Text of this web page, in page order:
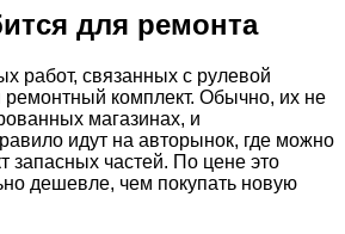
для ремонта
работ, связанных с рулевой
ремонтный комплект. Обычно, их не
магазинах, и
идут на авторынок, где можно
запасных частей. По цене это
дешевле, чем покупать новую